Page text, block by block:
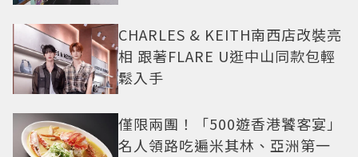
CHARLES & KEITH南西店改裝亮
相 跟著FLARE U逛中山同款包輕
鬆入手
僅限兩團！「500遊香港饕客宴」
名人領路吃遍米其林、亞洲第一